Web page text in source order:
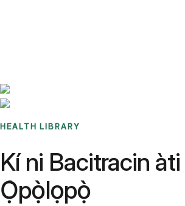
HEALTH LIBRARY
Kí ni Bacitracin
Ọ̀pọ̀lọpọ̀